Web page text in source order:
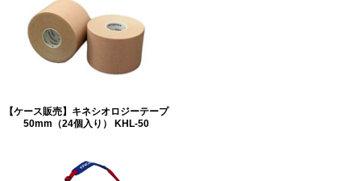
【ケース販売】キネシオロジーテープ
50mm（24個入り） KHL-50